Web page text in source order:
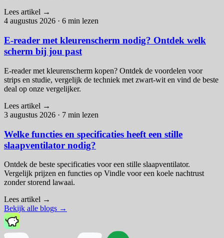
Lees artikel →
4 augustus 2026 · 6 min lezen
E-reader met kleurenscherm nodig? Ontdek welk
scherm bij jou past
E-reader met kleurenscherm kopen? Ontdek de voordelen voor
strips en studie, vergelijk de techniek met zwart-wit en vind de beste
deal op onze vergelijker.
Lees artikel →
3 augustus 2026 · 7 min lezen
Welke functies en specificaties heeft een stille
slaapventilator nodig?
Ontdek de beste specificaties voor een stille slaapventilator.
Vergelijk prijzen en functies op Vindle voor een koele nachtrust
zonder storend lawaai.
Lees artikel →
Bekijk alle blogs →